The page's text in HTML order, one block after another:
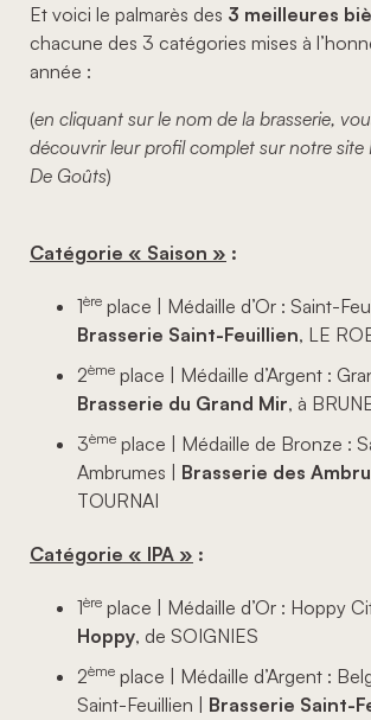
Et voici le palmarès des 3 meilleures
chacune des 3 catégories mises à
année :
(en cliquant sur le nom de la brasserie,
découvrir leur profil complet sur notre site
De Goûts)
Catégorie « Saison » :
1ère place | Médaille d’Or : Saint-
Brasserie Saint-Feuillien, LE
2ème place | Médaille d’Argent :
Brasserie du Grand Mir, à
3ème place | Médaille de Bronze :
Ambrumes | Brasserie des
TOURNAI
Catégorie « IPA » :
1ère place | Médaille d’Or : Hoppy
Hoppy, de SOIGNIES
2ème place | Médaille d’Argent :
Saint-Feuillien | Brasserie Saint-